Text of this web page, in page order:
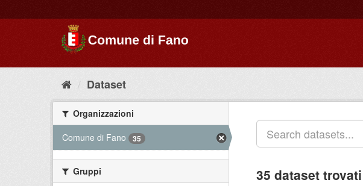
Dataset
Organizzazioni
Comune di Fano
35
Gruppi 35 dataset trovati